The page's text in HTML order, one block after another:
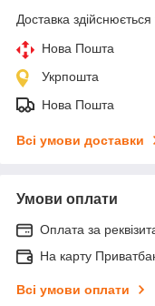
Доставка здійснюється
Нова Пошта
Укрпошта
Нова Пошта
Всі умови доставки
Умови оплати
Оплата за
На карту
Всі умови оплати